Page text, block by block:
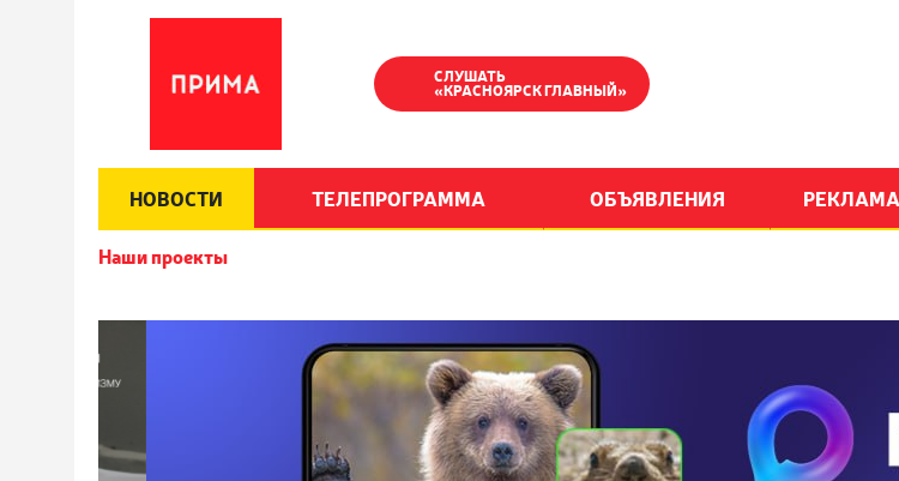
СЛУШАТЬ
«КРАСНОЯРСК ГЛАВНЫЙ»
НОВОСТИ ТЕЛЕПРОГРАММА ОБЪЯВЛЕНИЯ РЕКЛАМА
Наши проекты